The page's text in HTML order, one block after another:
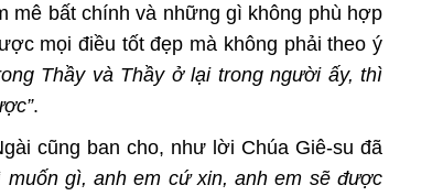
mê bất chính và những gì không phù hợp
mọi điều tốt đẹp mà không phải theo ý
Thầy và Thầy ở lại trong người ấy, thì
.
cũng ban cho, như lời Chúa Giê-su đã
gì, anh em cứ xin, anh em sẽ được